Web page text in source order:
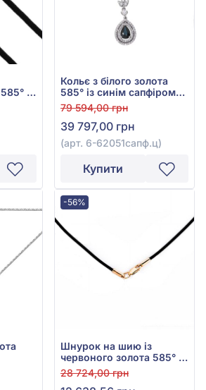
з
Кольє з білого золота
585° із синім сапфіром
гідро. 0,74ct, арт. 6-
62051сапф.ц
79 594,00 грн
39 797,00 грн
(арт. 6-62051сапф.ц)
Купити
-56%
Шнурок на шию із
червоного золота 585° з
чорним каучуком, арт.
950002
28 724,00 грн